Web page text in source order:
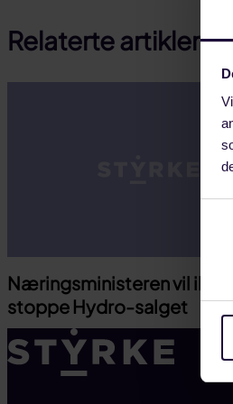
facebook
linkedin
Relaterte artikler
Næringsministeren vil ikke
stoppe Hydro-salget